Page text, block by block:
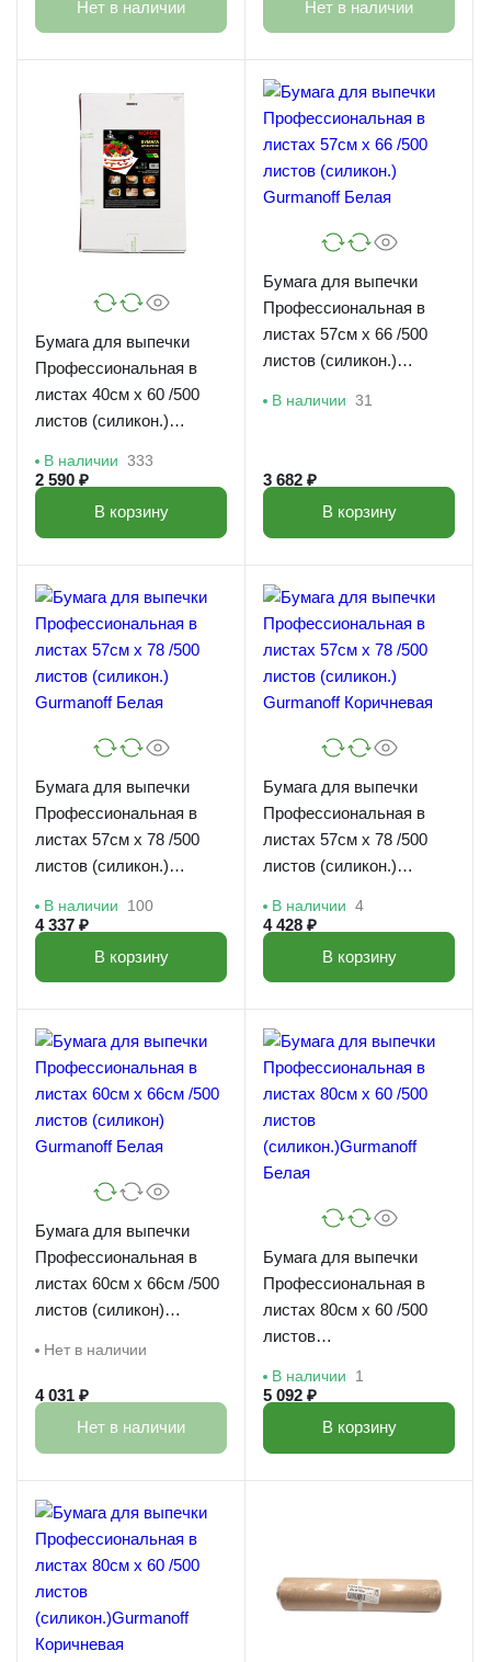
Нет в наличии Нет в наличии
Бумага для выпечки
Профессиональная в
листах 40см х 60 /500
листов (силикон.)
В наличии 333
2 590 ₽
В корзину
Бумага для выпечки
Профессиональная в
листах 57см х 66 /500
листов (силикон.)
В наличии 31
3 682 ₽
В корзину
Бумага для выпечки
Профессиональная в
листах 57см х 78 /500
листов (силикон.)
В наличии 100
4 337 ₽
В корзину
Бумага для выпечки
Профессиональная в
листах 57см х 78 /500
листов (силикон.)
В наличии 4
4 428 ₽
В корзину
Бумага для выпечки
Профессиональная в
листах 60см х 66см /500
листов (силикон)
Нет в наличии
4 031 ₽
Нет в наличии
Бумага для выпечки
Профессиональная в
листах 80см х 60 /500
листов
Белая
В наличии 1
5 092 ₽
В корзину